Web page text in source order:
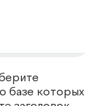
базе которых